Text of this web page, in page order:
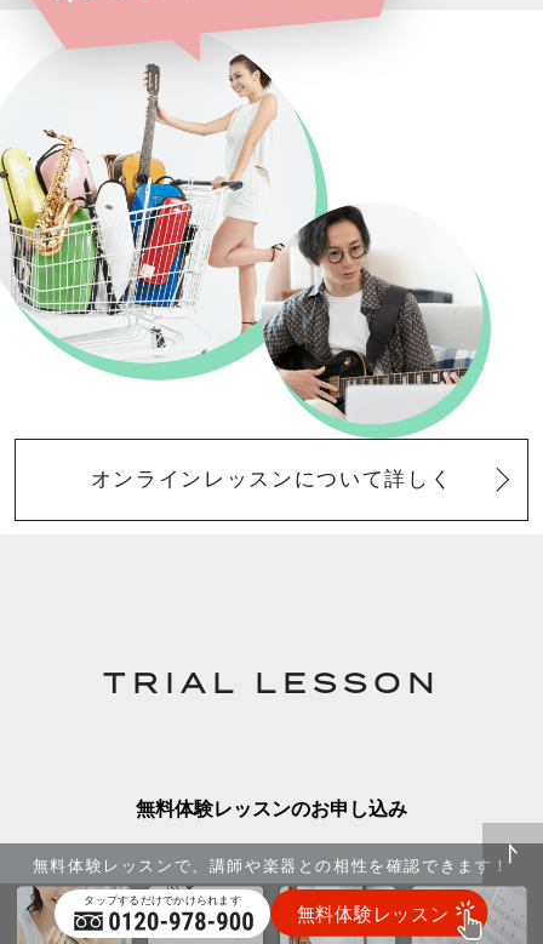
オンラインレッスンについて詳しく
TRIAL LESSON
無料体験レッスンのお申し込み
無料体験レッスンで、講師や楽器との相性を確認できます！